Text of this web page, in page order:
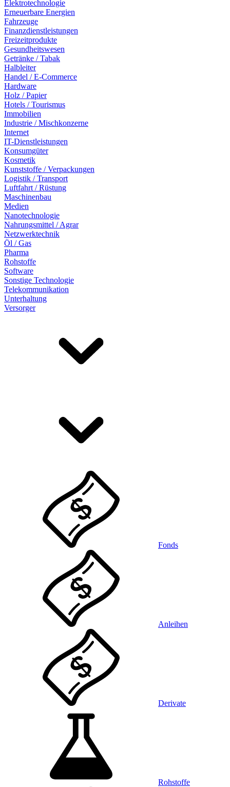
Elektrotechnologie
Erneuerbare Energien
Fahrzeuge
Finanzdienstleistungen
Freizeitprodukte
Gesundheitswesen
Getränke / Tabak
Halbleiter
Handel / E-Commerce
Hardware
Holz / Papier
Hotels / Tourismus
Immobilien
Industrie / Mischkonzerne
Internet
IT-Dienstleistungen
Konsumgüter
Kosmetik
Kunststoffe / Verpackungen
Logistik / Transport
Luftfahrt / Rüstung
Maschinenbau
Medien
Nanotechnologie
Nahrungsmittel / Agrar
Netzwerktechnik
Öl / Gas
Pharma
Rohstoffe
Software
Sonstige Technologie
Telekommunikation
Unterhaltung
Versorger
Fonds
Anleihen
Derivate
Rohstoffe